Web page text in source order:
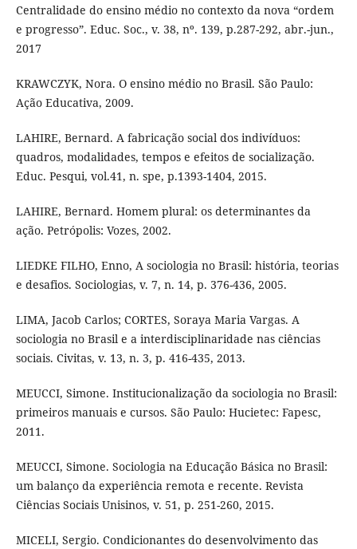
Centralidade do ensino médio no contexto da nova “ordem
e progresso”. Educ. Soc., v. 38, nº. 139, p.287-292, abr.-jun.,
2017
KRAWCZYK, Nora. O ensino médio no Brasil. São Paulo:
Ação Educativa, 2009.
LAHIRE, Bernard. A fabricação social dos indivíduos:
quadros, modalidades, tempos e efeitos de socialização.
Educ. Pesqui, vol.41, n. spe, p.1393-1404, 2015.
LAHIRE, Bernard. Homem plural: os determinantes da
ação. Petrópolis: Vozes, 2002.
LIEDKE FILHO, Enno, A sociologia no Brasil: história, teorias
e desafios. Sociologias, v. 7, n. 14, p. 376-436, 2005.
LIMA, Jacob Carlos; CORTES, Soraya Maria Vargas. A
sociologia no Brasil e a interdisciplinaridade nas ciências
sociais. Civitas, v. 13, n. 3, p. 416-435, 2013.
MEUCCI, Simone. Institucionalização da sociologia no Brasil:
primeiros manuais e cursos. São Paulo: Hucietec: Fapesc,
2011.
MEUCCI, Simone. Sociologia na Educação Básica no Brasil:
um balanço da experiência remota e recente. Revista
Ciências Sociais Unisinos, v. 51, p. 251-260, 2015.
MICELI, Sergio. Condicionantes do desenvolvimento das